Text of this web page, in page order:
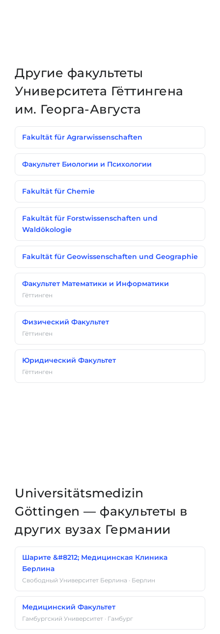
Другие факультеты
Университета Гёттингена
им. Георга-Августа
Fakultät für Agrarwissenschaften
Факультет Биологии и Психологии
Fakultät für Chemie
Fakultät für Forstwissenschaften und
Waldökologie
Fakultät für Geowissenschaften und Geographie
Факультет Математики и Информатики
Гёттинген
Физический Факультет
Гёттинген
Юридический Факультет
Гёттинген
Universitätsmedizin
Göttingen — факультеты в
других вузах Германии
Шарите &#8212; Медицинская Клиника
Берлина
Свободный Университет Берлина · Берлин
Медицинский Факультет
Гамбургский Университет · Гамбург